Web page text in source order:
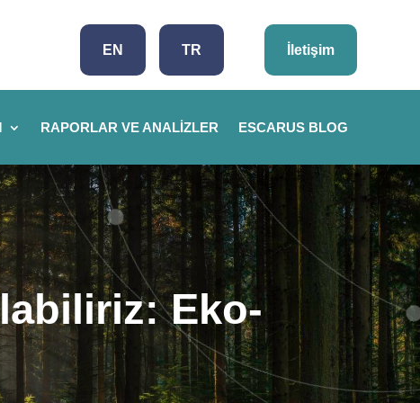
EN TR İletişim
RAPORLAR VE ANALIZLER ESCARUS BLOG
Eko-